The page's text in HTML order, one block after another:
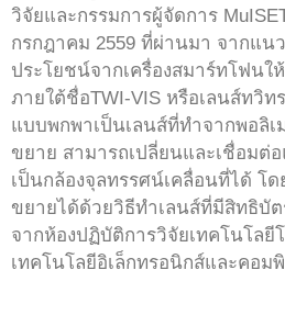
วิจัยและกรรมการผู้จัดการ
กรกฎาคม 2559 ที่ผ่านมา จากแน
ประโยชน์จากเครื่องสมาร์ทโฟนใ
ภายใต้ชื่อTWI-VIS หรือเลนส์ทวิ
แบบพกพาเป็นเลนส์ที่ทำจากพอลิเ
ขยาย สามารถเปลี่ยนและเชื่อมต่
เป็นกล้องจุลทรรศน์เคลื่อนที่ได้ โ
ขยายได้ด้วยวิธีทำเลนส์ที่มีสิทธิบั
จากห้องปฏิบัติการวิจัยเทคโนโล
เทคโนโลยีอิเล็กทรอนิกส์และคอม